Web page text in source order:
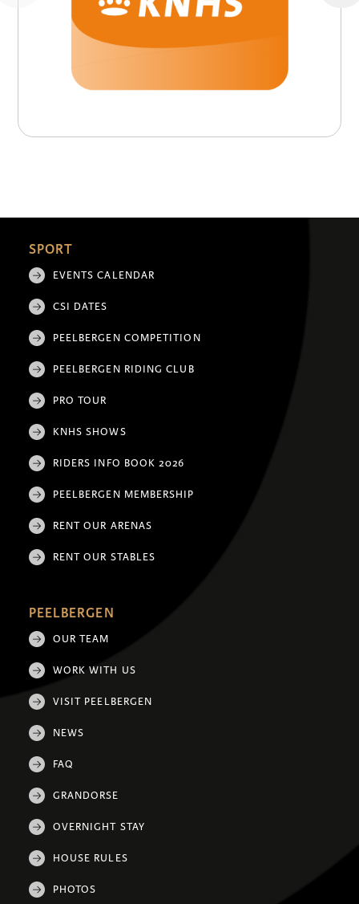
SPORT
EVENTS CALENDAR
CSI DATES
PEELBERGEN COMPETITION
PEELBERGEN RIDING CLUB
PRO TOUR
KNHS SHOWS
RIDERS INFO BOOK 2026
PEELBERGEN MEMBERSHIP
RENT OUR ARENAS
RENT OUR STABLES
PEELBERGEN
OUR TEAM
WORK WITH US
VISIT PEELBERGEN
NEWS
FAQ
GRANDORSE
OVERNIGHT STAY
HOUSE RULES
PHOTOS